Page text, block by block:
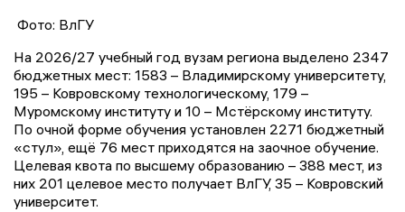
Фото: ВлГУ
На 2026/27 учебный год вузам региона выделено 2347
бюджетных мест: 1583 – Владимирскому университету,
195 – Ковровскому технологическому, 179 –
Муромскому институту и 10 – Мстёрскому институту.
По очной форме обучения установлен 2271 бюджетный
«стул», ещё 76 мест приходятся на заочное обучение.
Целевая квота по высшему образованию – 388 мест, из
них 201 целевое место получает ВлГУ, 35 – Ковровский
университет.